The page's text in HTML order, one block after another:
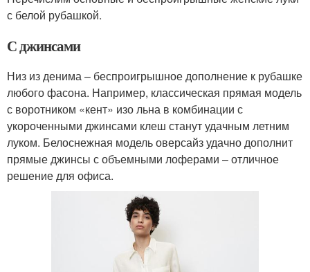
с белой рубашкой.
С джинсами
Низ из денима – беспроигрышное дополнение к рубашке
любого фасона. Например, классическая прямая модель
с воротником «кент» изо льна в комбинации с
укороченными джинсами клеш станут удачным летним
луком. Белоснежная модель оверсайз удачно дополнит
прямые джинсы с объемными лоферами – отличное
решение для офиса.